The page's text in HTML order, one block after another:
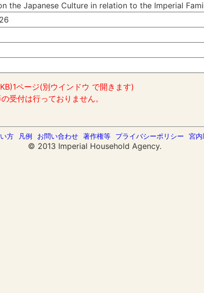
the Japanese Culture in relation to the Imperial
ページ(別ウインドウ で開きます)
受付は行っておりません。
方 凡例 お問い合わせ 著作権等 プライバシーポリシー 宮内
© 2013 Imperial Household Agency.